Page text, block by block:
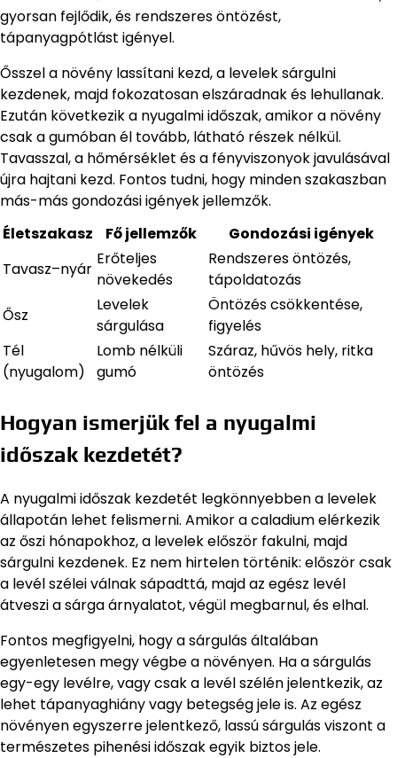
gyorsan fejlődik, és rendszeres öntözést,
tápanyagpótlást igényel.
Ősszel a növény lassítani kezd, a levelek sárgulni
kezdenek, majd fokozatosan elszáradnak és lehullanak.
Ezután következik a nyugalmi időszak, amikor a növény
csak a gumóban él tovább, látható részek nélkül.
Tavasszal, a hőmérséklet és a fényviszonyok javulásával
újra hajtani kezd. Fontos tudni, hogy minden szakaszban
más-más gondozási igények jellemzők.
Életszakasz
Fő jellemzők
Gondozási igények
Tavasz–nyár
Erőteljes
növekedés
Rendszeres öntözés,
tápoldatozás
Ősz
Levelek
sárgulása
Öntözés csökkentése,
figyelés
Tél
(nyugalom)
Lomb nélküli
gumó
Száraz, hűvös hely, ritka
öntözés
Hogyan ismerjük fel a nyugalmi
időszak kezdetét?
A nyugalmi időszak kezdetét legkönnyebben a levelek
állapotán lehet felismerni. Amikor a caladium elérkezik
az őszi hónapokhoz, a levelek először fakulni, majd
sárgulni kezdenek. Ez nem hirtelen történik: először csak
a levél szélei válnak sápadttá, majd az egész levél
átveszi a sárga árnyalatot, végül megbarnul, és elhal.
Fontos megfigyelni, hogy a sárgulás általában
egyenletesen megy végbe a növényen. Ha a sárgulás
egy-egy levélre, vagy csak a levél szélén jelentkezik, az
lehet tápanyaghiány vagy betegség jele is. Az egész
növényen egyszerre jelentkező, lassú sárgulás viszont a
természetes pihenési időszak egyik biztos jele.